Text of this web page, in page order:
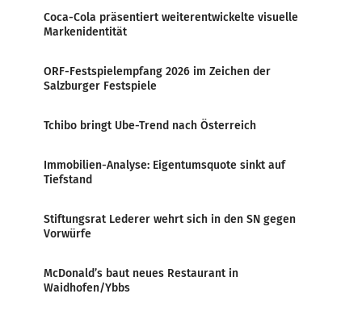
Coca-Cola präsentiert weiterentwickelte visuelle
Markenidentität
ORF-Festspielempfang 2026 im Zeichen der
Salzburger Festspiele
Tchibo bringt Ube-Trend nach Österreich
Immobilien-Analyse: Eigentumsquote sinkt auf
Tiefstand
Stiftungsrat Lederer wehrt sich in den SN gegen
Vorwürfe
McDonald’s baut neues Restaurant in
Waidhofen/Ybbs